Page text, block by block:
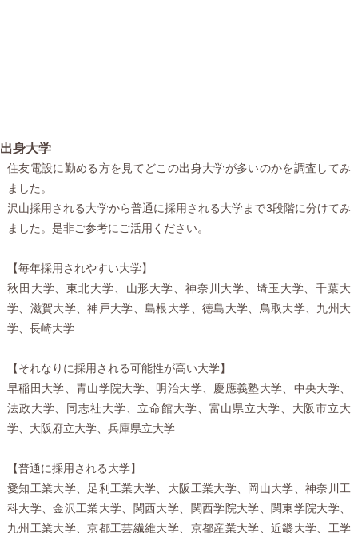
出身大学
住友電設に勤める方を見てどこの出身大学が多いのかを調査してみ
ました。
沢山採用される大学から普通に採用される大学まで3段階に分けてみ
ました。是非ご参考にご活用ください。
【毎年採用されやすい大学】
秋田大学、東北大学、山形大学、神奈川大学、埼玉大学、千葉大
学、滋賀大学、神戸大学、島根大学、徳島大学、鳥取大学、九州大
学、長崎大学
【それなりに採用される可能性が高い大学】
早稲田大学、青山学院大学、明治大学、慶應義塾大学、中央大学、
法政大学、同志社大学、立命館大学、富山県立大学、大阪市立大
学、大阪府立大学、兵庫県立大学
【普通に採用される大学】
愛知工業大学、足利工業大学、大阪工業大学、岡山大学、神奈川工
科大学、金沢工業大学、関西大学、関西学院大学、関東学院大学、
九州工業大学、京都工芸繊維大学、京都産業大学、近畿大学、工学